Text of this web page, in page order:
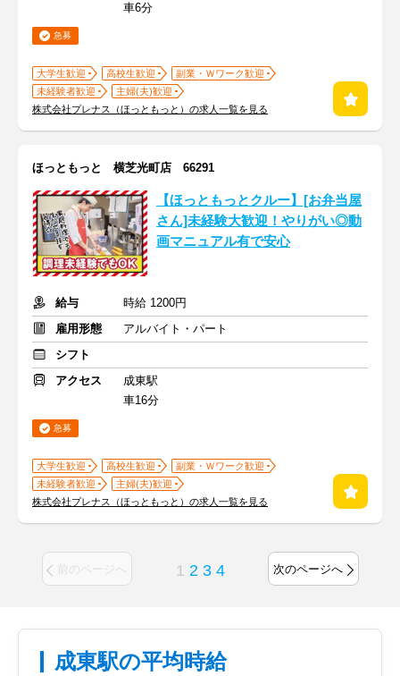
車6分
急募
大学生歓迎 高校生歓迎
副業・Ｗワーク歓迎
未経験者歓迎
主婦(夫)歓迎
株式会社プレナス（ほっともっと）の求人一覧を見る
ほっともっと 横芝光町店 66291
【ほっともっとクルー】[お弁当屋
さん]未経験大歓迎！やりがい◎動
画マニュアル有で安心
給与
時給 1200円
雇用形態
アルバイト・パート
シフト
アクセス
成東駅
車16分
急募
大学生歓迎 高校生歓迎
副業・Ｗワーク歓迎
未経験者歓迎
主婦(夫)歓迎
株式会社プレナス（ほっともっと）の求人一覧を見る
前のページへ 1 2 3 4 次のページへ
成東駅の平均時給